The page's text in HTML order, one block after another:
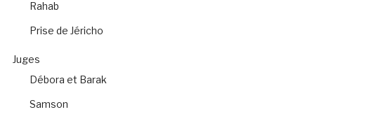
Rahab
Prise de Jéricho
Juges
Débora et Barak
Samson